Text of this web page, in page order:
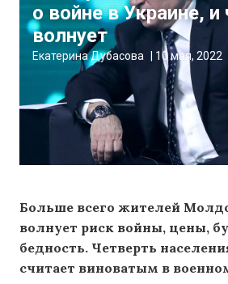
о войне в Украине,
волнует
Екатерина Дубасова 10 мая, 2022
Больше всего жителей
волнует риск войны, цены,
бедность. Четверть
считает виноватым в